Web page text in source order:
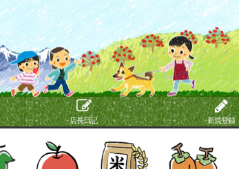
店長日記 新規登録